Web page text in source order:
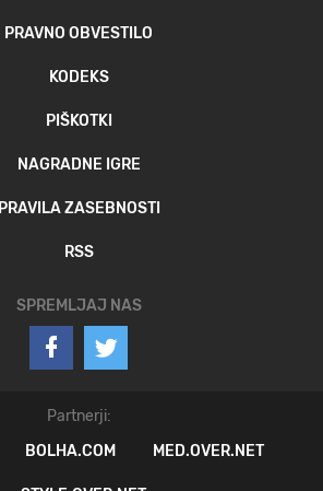
PRAVNO OBVESTILO
KODEKS
PIŠKOTKI
NAGRADNE IGRE
PRAVILA ZASEBNOSTI
RSS
SPREMLJAJ NAS
Partnerji:
BOLHA.COM MED.OVER.NET